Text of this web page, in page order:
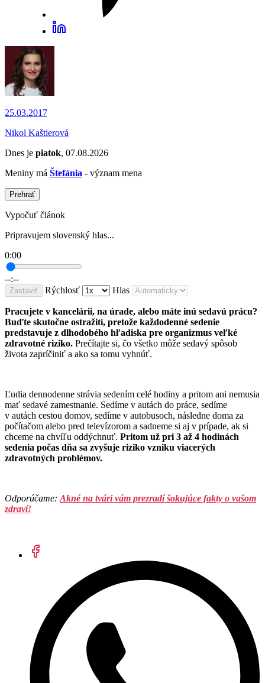
25.03.2017
Nikol Kaštierová
Dnes je piatok, 07.08.2026
Meniny má Štefánia - význam mena
Prehrať
Vypočuť článok
Pripravujem slovenský hlas...
0:00
--:--
Zastaviť Rýchlosť Hlas
Pracujete v kancelárii, na úrade, alebo máte inú sedavú prácu?
Buďte skutočne ostražití, pretože každodenné sedenie
predstavuje z dlhodobého hľadiska pre organizmus veľké
zdravotné riziko. Prečítajte si, čo všetko môže sedavý spôsob
života zapríčiniť a ako sa tomu vyhnúť.
Ľudia dennodenne strávia sedením celé hodiny a pritom ani nemusia
mať sedavé zamestnanie. Sedíme v autách do práce, sedíme
v autách cestou domov, sedíme v autobusoch, následne doma za
počítačom alebo pred televízorom a sadneme si aj v prípade, ak si
chceme na chvíľu oddýchnuť. Pritom už pri 3 až 4 hodinách
sedenia počas dňa sa zvyšuje riziko vzniku viacerých
zdravotných problémov.
Odporúčame:Akné na tvári vám prezradí šokujúce fakty o vašom
zdraví!